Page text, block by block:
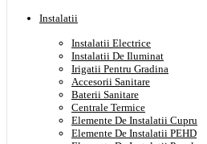
Instalatii
Instalatii Electrice
Instalatii De Iluminat
Irigatii Pentru Gradina
Accesorii Sanitare
Baterii Sanitare
Centrale Termice
Elemente De Instalatii Cupru
Elemente De Instalatii PEHD